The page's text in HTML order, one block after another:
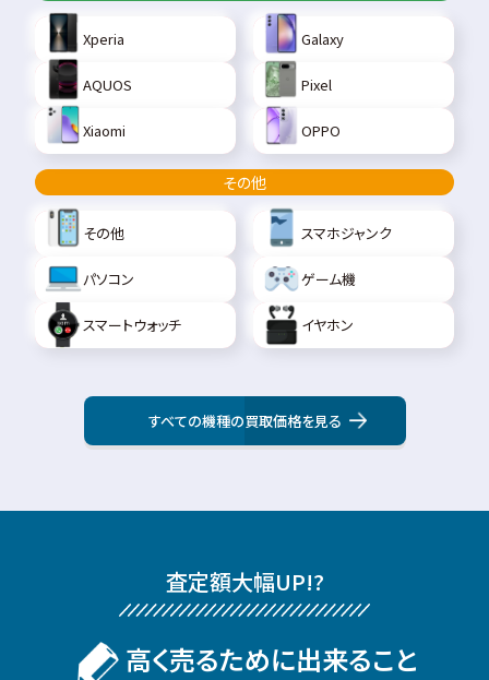
Xperia Galaxy
AQUOS Pixel
Xiaomi OPPO
その他
その他 スマホジャンク
パソコン ゲーム機
スマートウォッチ イヤホン
すべての機種の買取価格を見る
査定額⼤幅UP!?
⾼く売るために出来ること